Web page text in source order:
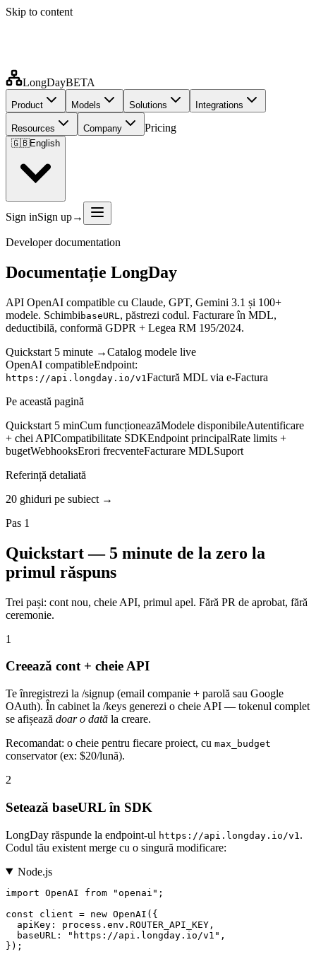
Skip to content
LongDayBETA
Product Models Solutions Integrations
Resources Company Pricing
🇬🇧English
Sign inSign up→
Developer documentation
Documentație LongDay
API OpenAI compatible cu Claude, GPT, Gemini 3.1 și 100+
modele. Schimbi baseURL , păstrezi codul. Facturare în MDL,
deductibilă, conformă GDPR + Legea RM 195/2024.
Quickstart 5 minute →Catalog modele live
OpenAI compatibleEndpoint:
https://api.longday.io/v1 Factură MDL via e-Factura
Pe această pagină
Quickstart 5 minCum funcționeazăModele disponibileAutentificare
+ chei APICompatibilitate SDKEndpoint principalRate limits +
bugetWebhooksErori frecventeFacturare MDLSuport
Referință detaliată
20 ghiduri pe subiect →
Pas 1
Quickstart — 5 minute de la zero la
primul răspuns
Trei pași: cont nou, cheie API, primul apel. Fără PR de aprobat, fără
ceremonie.
1
Creează cont + cheie API
Te înregistrezi la /signup (email companie + parolă sau Google
OAuth). În cabinet la /keys generezi o cheie API — tokenul complet
se afișează doar o dată la creare.
Recomandat: o cheie pentru fiecare proiect, cu max_budget
conservator (ex: $20/lună).
2
Setează baseURL în SDK
LongDay răspunde la endpoint-ul https://api.longday.io/v1 .
Codul tău existent merge cu o singură modificare:
Node.js
import OpenAI from "openai";
const client = new OpenAI({
  apiKey: process.env.ROUTER_API_KEY,
  baseURL: "https://api.longday.io/v1",
});